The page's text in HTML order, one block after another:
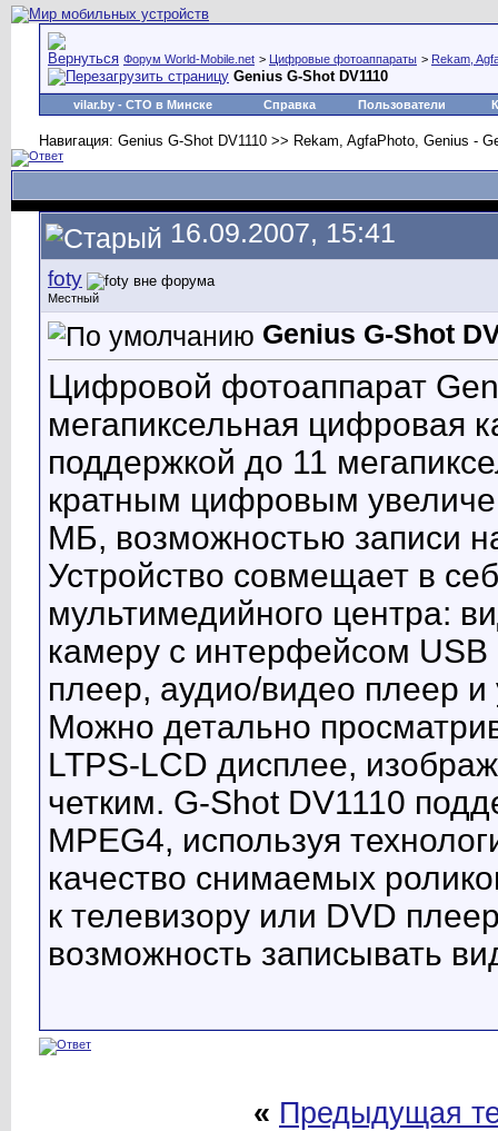
Форум World-Mobile.net > Цифровые фотоаппараты > Rekam,
Genius G-Shot DV1110
vilar.by - СТО в Минске Справка Пользователи
Навигация: Genius G-Shot DV1110 >> Rekam, AgfaPhoto, Genius -
16.09.2007, 15:41
foty
Местный
Genius G-Shot
Цифровой фотоаппарат
мегапиксельная цифровая
поддержкой до 11
кратным цифровым
МБ, возможностью записи
Устройство совмещает в
мультимедийного центра:
камеру с интерфейсом
плеер, аудио/видео плеер
Можно детально
LTPS-LCD дисплее,
четким. G-Shot DV1110
MPEG4, используя
качество снимаемых
к телевизору или DVD
возможность записывать
« Предыдущая